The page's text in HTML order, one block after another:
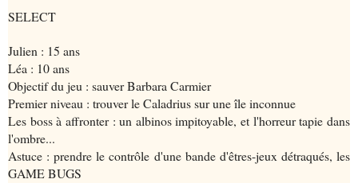
SELECT
Julien : 15 ans
Léa : 10 ans
Objectif du jeu : sauver Barbara Carmier
Premier niveau : trouver le Caladrius sur une île inconnue
Les boss à affronter : un albinos impitoyable, et l'horreur tapie dans
l'ombre...
Astuce : prendre le contrôle d'une bande d'êtres-jeux détraqués, les
GAME BUGS